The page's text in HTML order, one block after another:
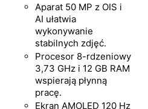
Aparat 50 MP z OIS i
AI ułatwia
wykonywanie
stabilnych zdjęć.
Procesor 8-rdzeniowy
3,73 GHz i 12 GB RAM
wspierają płynną
pracę.
Ekran AMOLED 120 Hz